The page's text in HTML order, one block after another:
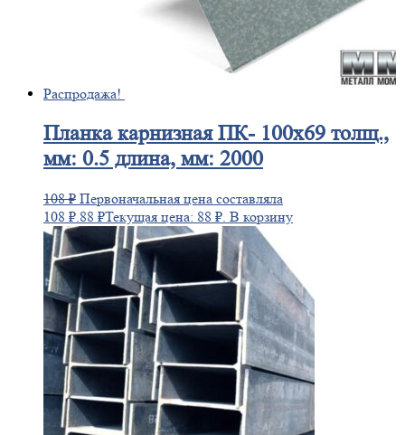
Распродажа!
Планкакарнизная ПК- 100х69 толщ.,
мм: 0.5 длина, мм: 2000
108₽ Первоначальная цена составляла
108 ₽.88 ₽Текущая цена: 88 ₽. В корзину